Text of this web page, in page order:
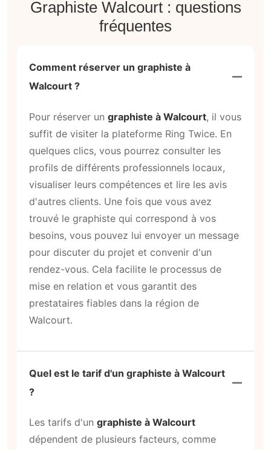
Graphiste Walcourt : questions
fréquentes
Comment réserver un graphiste à
Walcourt ?
Pour réserver un graphiste à Walcourt, il vous
suffit de visiter la plateforme Ring Twice. En
quelques clics, vous pourrez consulter les
profils de différents professionnels locaux,
visualiser leurs compétences et lire les avis
d'autres clients. Une fois que vous avez
trouvé le graphiste qui correspond à vos
besoins, vous pouvez lui envoyer un message
pour discuter du projet et convenir d'un
rendez-vous. Cela facilite le processus de
mise en relation et vous garantit des
prestataires fiables dans la région de
Walcourt.
Quel est le tarif d'un graphiste à Walcourt
?
Les tarifs d'un graphiste à Walcourt
dépendent de plusieurs facteurs, comme